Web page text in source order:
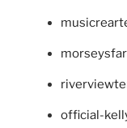
official-